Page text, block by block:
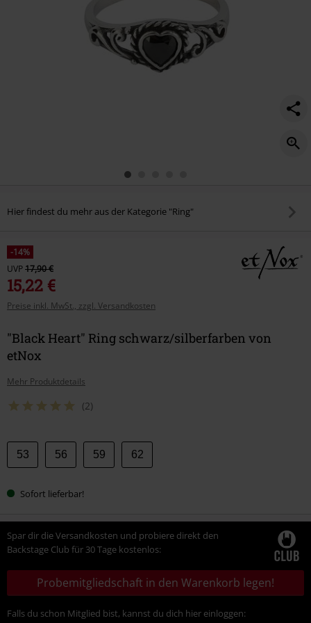
Hier findest du mehr aus der Kategorie "Ring"
-14%
UVP17,90 €
15,22 €
Preise inkl. MwSt., zzgl. Versandkosten
"Black Heart" Ring schwarz/silberfarben von
etNox
Mehr Produktdetails
(2)
Wähle
deine
53 56 59 62
Sofort lieferbar!
Spar dir die Versandkosten und probiere direkt den
Backstage Club für 30 Tage kostenlos:
Probemitgliedschaft in den Warenkorb legen!
Falls du schon Mitglied bist, kannst du dich hier einloggen: